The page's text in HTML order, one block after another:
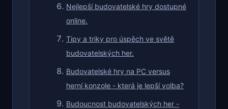
Nejlepší budovatelské hry dostupné
online.
Tipy a triky pro úspěch ve světě
budovatelských her.
Budovatelské hry na PC versus
herní konzole - která je lepší volba?
Budoucnost budovatelských her -